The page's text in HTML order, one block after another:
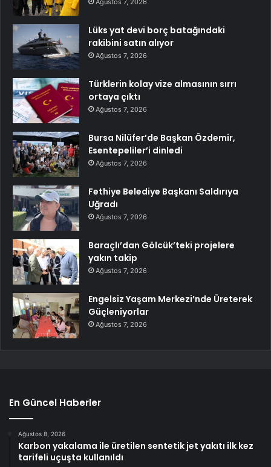
Lüks yat devi borç batağındaki
rakibini satın alıyor
Ağustos 7, 2026
Türklerin kolay vize almasının sırrı
ortaya çıktı
Ağustos 7, 2026
Bursa Nilüfer’de Başkan Özdemir,
Esentepeliler’i dinledi
Ağustos 7, 2026
Fethiye Belediye Başkanı Saldırıya
Uğradı
Ağustos 7, 2026
Baraçlı’dan Gölcük’teki projelere
yakın takip
Ağustos 7, 2026
Engelsiz Yaşam Merkezi’nde Üreterek
Güçleniyorlar
Ağustos 7, 2026
En Güncel Haberler
Ağustos 8, 2026
Karbon yakalama ile üretilen sentetik jet yakıtı ilk kez
tarifeli uçuşta kullanıldı